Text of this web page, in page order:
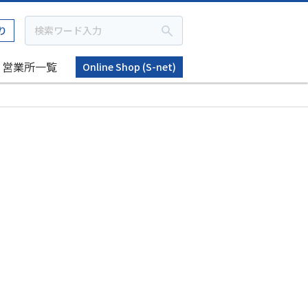
営業所一覧
Online Shop (S-net)